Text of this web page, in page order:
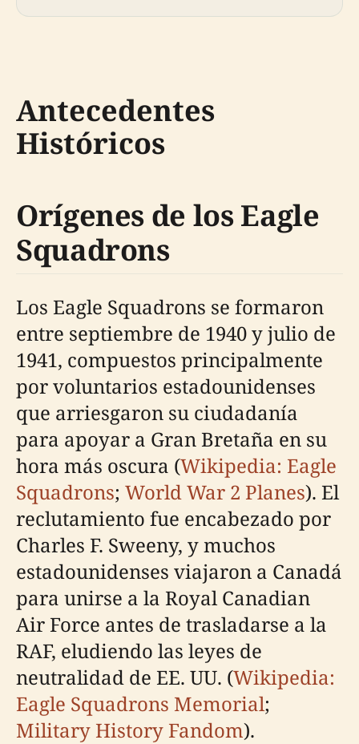
Antecedentes
Históricos
Orígenes de los Eagle
Squadrons
Los Eagle Squadrons se formaron
entre septiembre de 1940 y julio de
1941, compuestos principalmente
por voluntarios estadounidenses
que arriesgaron su ciudadanía
para apoyar a Gran Bretaña en su
hora más oscura (Wikipedia: Eagle
Squadrons; World War 2 Planes). El
reclutamiento fue encabezado por
Charles F. Sweeny, y muchos
estadounidenses viajaron a Canadá
para unirse a la Royal Canadian
Air Force antes de trasladarse a la
RAF, eludiendo las leyes de
neutralidad de EE. UU. (Wikipedia:
Eagle Squadrons Memorial;
Military History Fandom).